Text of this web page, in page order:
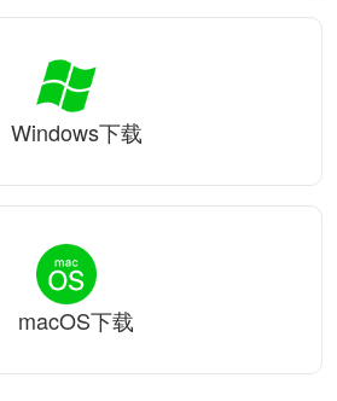
Windows下载
macOS下载